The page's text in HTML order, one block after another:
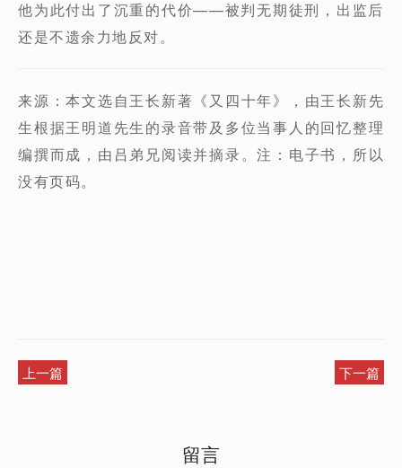
他为此付出了沉重的代价——被判无期徒刑，出监后
还是不遗余力地反对。
来源：本文选自王长新著《又四十年》，由王长新先
生根据王明道先生的录音带及多位当事人的回忆整理
编撰而成，由吕弟兄阅读并摘录。注：电子书，所以
没有页码。
上一篇 下一篇
留言